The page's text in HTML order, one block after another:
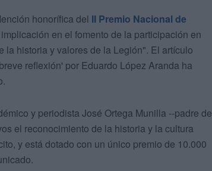
honorífica del II Premio Nacional de
en el fomento de la participación en
la historia y valores de la Legión". El artículo
reflexión' por Eduardo López Aranda ha
y periodista José Ortega Munilla --padre de
el reconocimiento de la historia y la cultura
y está dotado con un único premio de 10.000